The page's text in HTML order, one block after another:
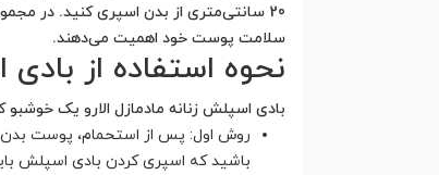
20 سانتی‌متری از بدن اسپری کنید. در
سلامت پوست خود اهمیت می‌دهند.
نحوه استفاده از بادی
بادی اسپلش زنانه مادمازل الارو یک
روش اول: پس از استحمام، پوست بدن
باشید که اسپری کردن بادی اسپلش باید از فاصله 15 تا 20 سانتی‌متری انجام شود